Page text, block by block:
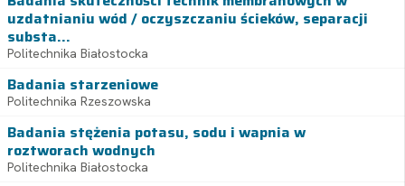
uzdatnianiu wód / oczyszczaniu ścieków, separacji
substa...
Politechnika Białostocka
Badania starzeniowe
Politechnika Rzeszowska
Badania stężenia potasu, sodu i wapnia w
roztworach wodnych
Politechnika Białostocka